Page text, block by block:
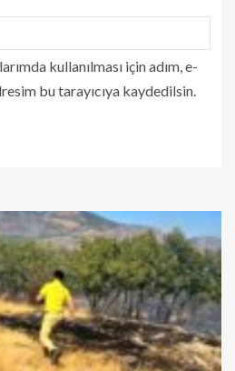
kullanılması için adım, e-
bu tarayıcıya kaydedilsin.